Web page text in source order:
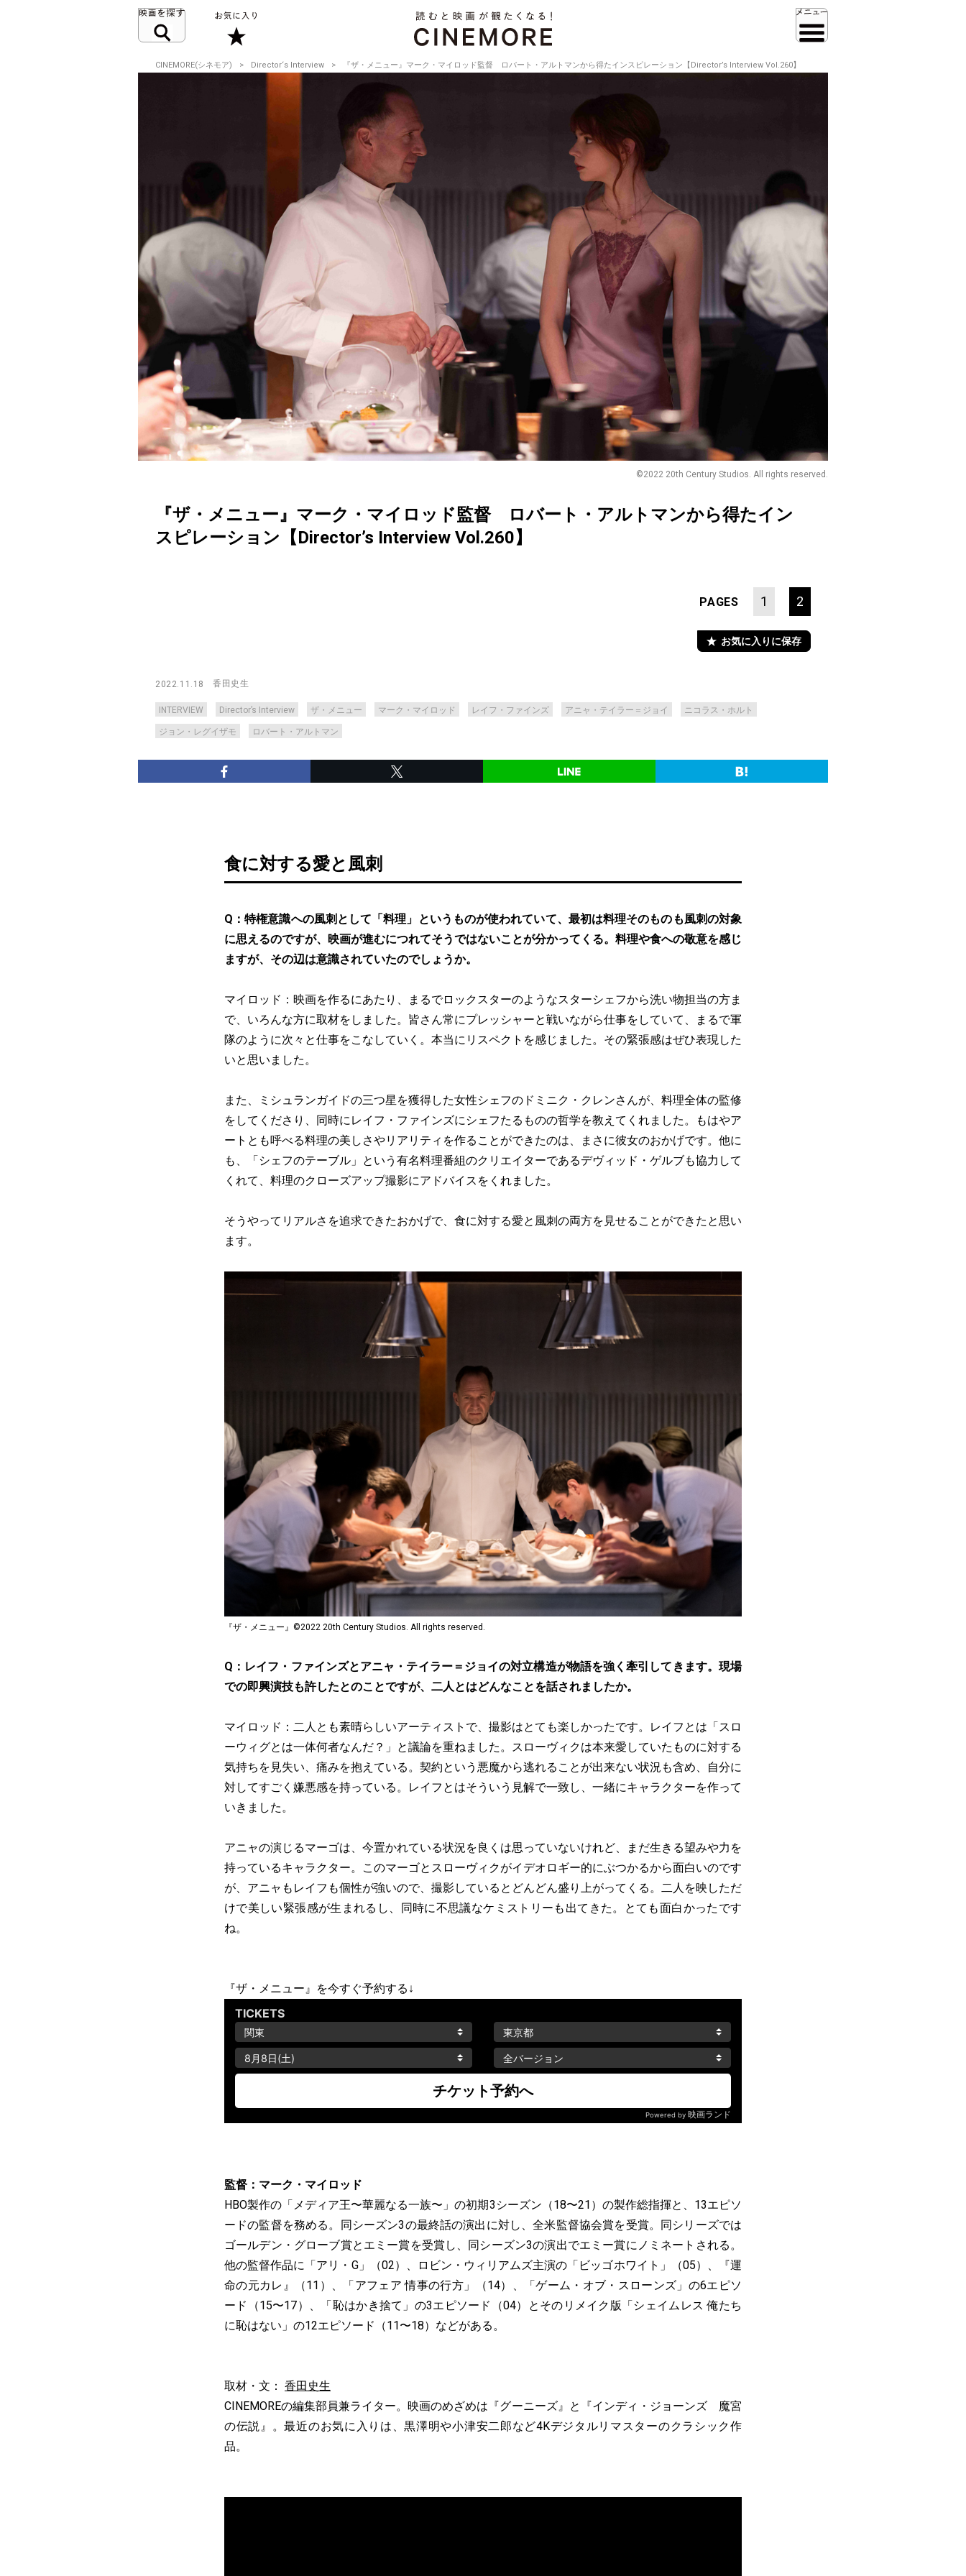
CINEMORE(シネモア) Director‘s Interview 『ザ・メニュー』マーク・マイロッド監督 ロバート・アルトマンから得たインスピレーション【Director’s Interview Vol.260】
©2022 20th Century Studios. All rights reserved.
『ザ・メニュー』マーク・マイロッド監督 ロバート・アルトマンから得たイン
スピレーション【Director’s Interview Vol.260】
PAGES 1 2
お気に入りに保存
2022.11.18 香田史生
INTERVIEW Director’s Interview ザ・メニュー マーク・マイロッド レイフ・ファインズ アニャ・テイラー＝ジョイ ニコラス・ホルト
ジョン・レグイザモ ロバート・アルトマン
食に対する愛と風刺
Q：特権意識への風刺として「料理」というものが使われていて、最初は料理そのものも風刺の対象
に思えるのですが、映画が進むにつれてそうではないことが分かってくる。料理や食への敬意を感じ
ますが、その辺は意識されていたのでしょうか。
マイロッド：映画を作るにあたり、まるでロックスターのようなスターシェフから洗い物担当の方ま
で、いろんな方に取材をしました。皆さん常にプレッシャーと戦いながら仕事をしていて、まるで軍
隊のように次々と仕事をこなしていく。本当にリスペクトを感じました。その緊張感はぜひ表現した
いと思いました。
また、ミシュランガイドの三つ星を獲得した女性シェフのドミニク・クレンさんが、料理全体の監修
をしてくださり、同時にレイフ・ファインズにシェフたるものの哲学を教えてくれました。もはやア
ートとも呼べる料理の美しさやリアリティを作ることができたのは、まさに彼女のおかげです。他に
も、「シェフのテーブル」という有名料理番組のクリエイターであるデヴィッド・ゲルブも協力して
くれて、料理のクローズアップ撮影にアドバイスをくれました。
そうやってリアルさを追求できたおかげで、食に対する愛と風刺の両方を見せることができたと思い
ます。
『ザ・メニュー』©2022 20th Century Studios. All rights reserved.
Q：レイフ・ファインズとアニャ・テイラー＝ジョイの対立構造が物語を強く牽引してきます。現場
での即興演技も許したとのことですが、二人とはどんなことを話されましたか。
マイロッド：二人とも素晴らしいアーティストで、撮影はとても楽しかったです。レイフとは「スロ
ーウィグとは一体何者なんだ？」と議論を重ねました。スローヴィクは本来愛していたものに対する
気持ちを見失い、痛みを抱えている。契約という悪魔から逃れることが出来ない状況も含め、自分に
対してすごく嫌悪感を持っている。レイフとはそういう見解で一致し、一緒にキャラクターを作って
いきました。
アニャの演じるマーゴは、今置かれている状況を良くは思っていないけれど、まだ生きる望みや力を
持っているキャラクター。このマーゴとスローヴィクがイデオロギー的にぶつかるから面白いのです
が、アニャもレイフも個性が強いので、撮影しているとどんどん盛り上がってくる。二人を映しただ
けで美しい緊張感が生まれるし、同時に不思議なケミストリーも出てきた。とても面白かったです
ね。
『ザ・メニュー』を今すぐ予約する↓
監督：マーク・マイロッド
HBO製作の「メディア王〜華麗なる一族〜」の初期3シーズン（18〜21）の製作総指揮と、13エピソ
ードの監督を務める。同シーズン3の最終話の演出に対し、全米監督協会賞を受賞。同シリーズでは
ゴールデン・グローブ賞とエミー賞を受賞し、同シーズン3の演出でエミー賞にノミネートされる。
他の監督作品に「アリ・G」（02）、ロビン・ウィリアムズ主演の「ビッゴホワイト」（05）、『運
命の元カレ』（11）、「アフェア 情事の行方」（14）、「ゲーム・オブ・スローンズ」の6エピソ
ード（15〜17）、「恥はかき捨て」の3エピソード（04）とそのリメイク版「シェイムレス 俺たち
に恥はない」の12エピソード（11〜18）などがある。
取材・文： 香田史生
CINEMOREの編集部員兼ライター。映画のめざめは『グーニーズ』と『インディ・ジョーンズ 魔宮
の伝説』。最近のお気に入りは、黒澤明や小津安二郎など4Kデジタルリマスターのクラシック作
品。